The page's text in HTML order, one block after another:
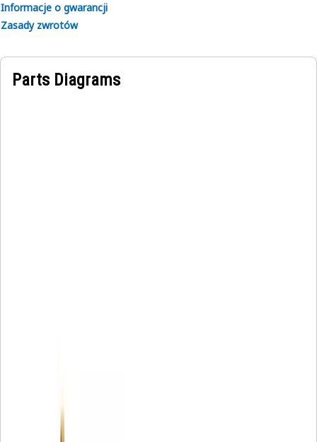
Informacje o gwarancji
Zasady zwrotów
Parts Diagrams